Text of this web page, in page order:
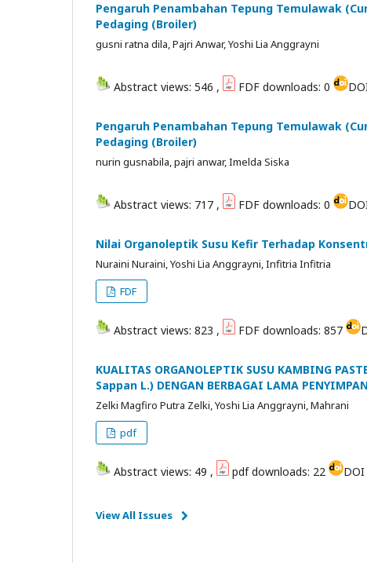
Pengaruh Penambahan Tepung Temulawak
Pedaging (Broiler)
gusni ratna dila, Pajri Anwar, Yoshi Lia Anggrayni
Abstract views: 546 , FDF downloads: 0
Pengaruh Penambahan Tepung Temulawak
Pedaging (Broiler)
nurin gusnabila, pajri anwar, Imelda Siska
Abstract views: 717 , FDF downloads: 0
Nilai Organoleptik Susu Kefir Terhadap
Nuraini Nuraini, Yoshi Lia Anggrayni, Infitria Infitria
FDF
Abstract views: 823 , FDF downloads: 857
KUALITAS ORGANOLEPTIK SUSU KAMBING
Sappan L.) DENGAN BERBAGAI LAMA
Zelki Magfiro Putra Zelki, Yoshi Lia Anggrayni, Mahrani
pdf
Abstract views: 49 , pdf downloads: 22 DOI
View All Issues